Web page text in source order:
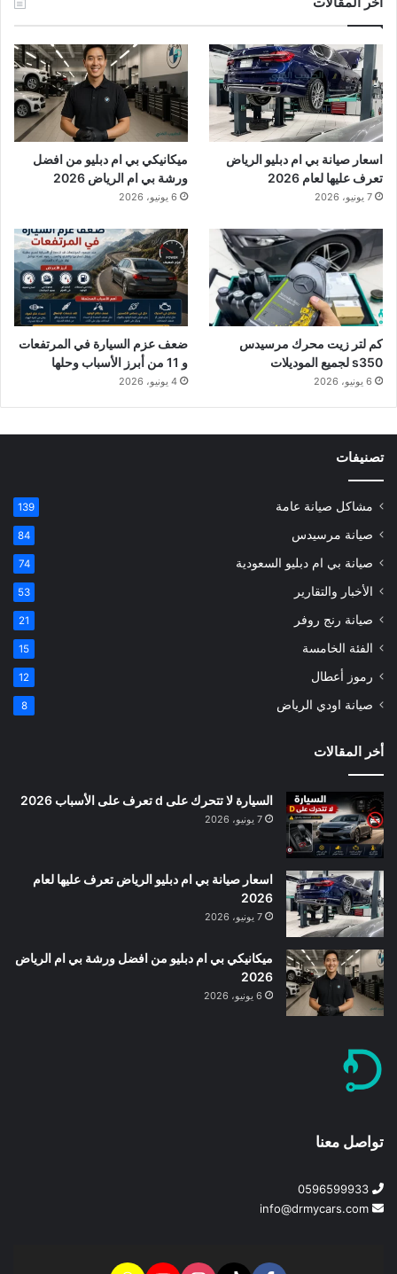
اسعار صيانة بي ام دبليو الرياض
تعرف عليها لعام 2026
7 يونيو، 2026
ميكانيكي بي ام دبليو من افضل
ورشة بي ام الرياض 2026
6 يونيو، 2026
كم لتر زيت محرك مرسيدس
s350 لجميع الموديلات
6 يونيو، 2026
ضعف عزم السيارة في المرتفعات
و 11 من أبرز الأسباب وحلها
4 يونيو، 2026
تصنيفات
مشاكل صيانة عامة 139
صيانة مرسيدس 84
صيانة بي ام دبليو السعودية 74
الأخبار والتقارير 53
صيانة رنج روفر 21
الفئة الخامسة 15
رموز أعطال 12
صيانة اودي الرياض 8
أخر المقالات
السيارة لا تتحرك على d تعرف على الأسباب 2026
7 يونيو، 2026
اسعار صيانة بي ام دبليو الرياض تعرف عليها لعام
2026
7 يونيو، 2026
ميكانيكي بي ام دبليو من افضل ورشة بي ام الرياض
2026
6 يونيو، 2026
تواصل معنا
0596599933
info@drmycars.com